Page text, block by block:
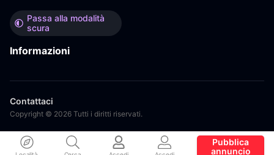
Passa alla modalità
scura
Informazioni
Contattaci
Copyright © 2026 Tutti i diritti riservati.
Pubblica
annuncio